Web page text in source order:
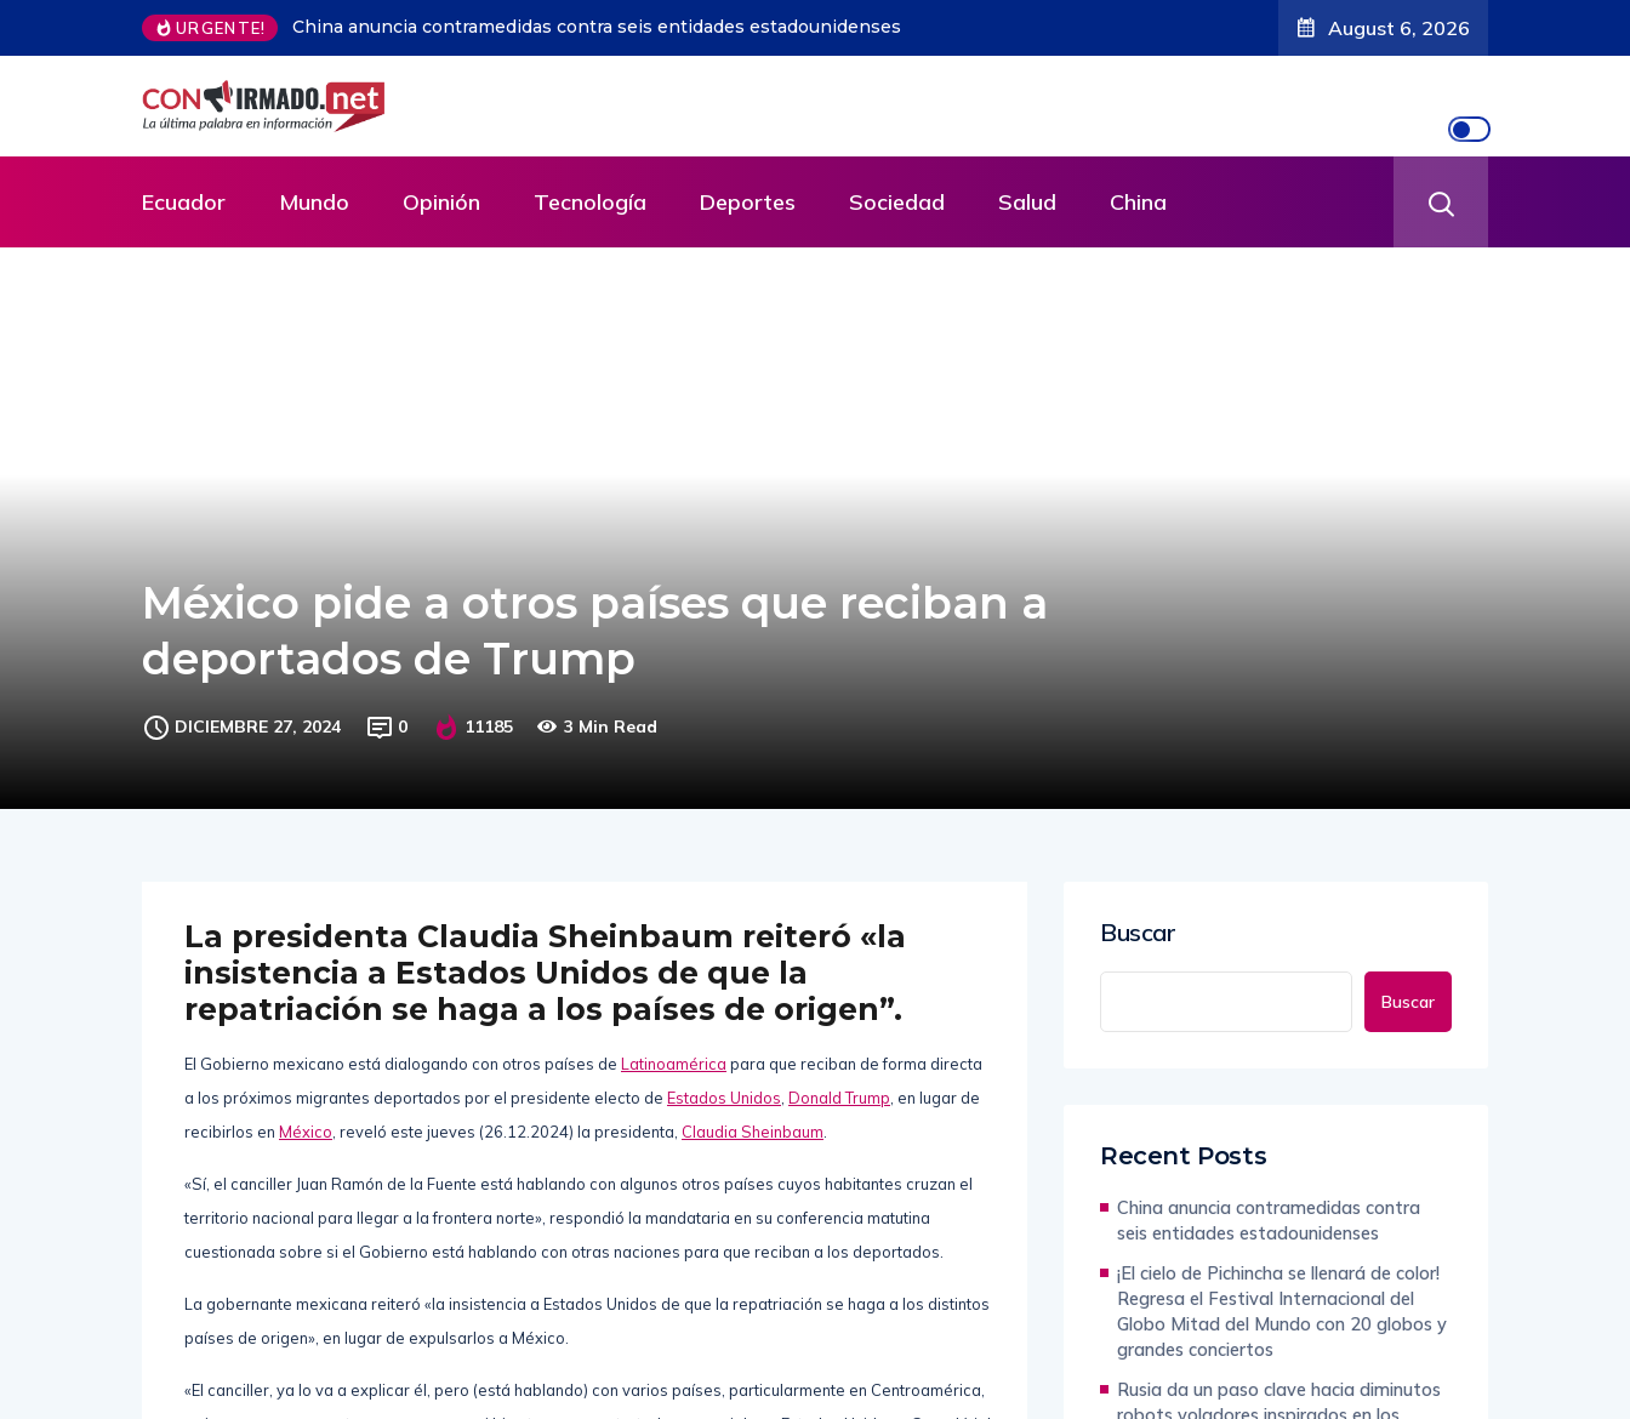
URGENTE!
Mundo con 20 globos y grandes conciertos
August 6, 2026
Ecuador Mundo Opinión Tecnología Deportes Sociedad Salud China
México pide a otros países que reciban a
deportados de Trump
La presidenta Claudia Sheinbaum reiteró «la
insistencia a Estados Unidos de que la
repatriación se haga a los países de origen”.
El Gobierno mexicano está dialogando con otros países deLatinoaméricapara que reciban de forma directa
a los próximos migrantes deportados por el presidente electo deEstados Unidos,Donald Trump
recibirlos en
México, reveló este jueves (26.12.2024) la presidenta, Claudia Sheinbaum .
«Sí, el canciller Juan Ramón de la Fuente está hablando con algunos otros países cuyos habitantes cruzan el
territorio nacional para llegar a la frontera norte», respondió la mandataria en su conferencia matutina
cuestionada sobre si el Gobierno está hablando con otras naciones para que reciban a los deportados.
La gobernante mexicana reiteró «la insistencia a Estados Unidos de que la repatriación se haga a los distintos
países de origen», en lugar de expulsarlos a México.
Buscar
Recent Posts
seis entidades estadounidenses
¡El cielo de Pichincha se llenará de color!
Regresa el Festival Internacional del
grandes conciertos